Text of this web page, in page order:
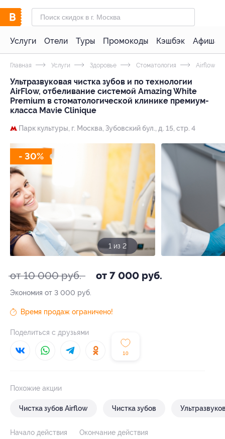
Услуги Отели Туры Промокоды Кэшбэк Афиша
Главная Услуги Здоровье Стоматология Airflow
Ультразвуковая чистка зубов и по технологии
AirFlow, отбеливание системой Amazing White
Premium в стоматологической клинике премиум-
класса Mavie Clinique
Парк культуры, г. Москва, Зубовский бул., д. 15, cтр. 4
- 30%
1 из 2
от 10 000 руб. от 7 000 руб.
Экономия от 3 000 руб.
10
Время продаж ограничено!
Поделиться с друзьями
Похожие акции
Чистка зубов Airflow Чистка зубов
Начало действия Окончание действия